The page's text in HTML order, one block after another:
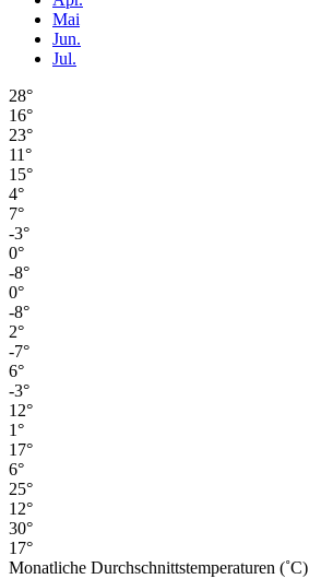
Mai
Jun.
Jul.
28°
16°
23°
11°
15°
4°
7°
-3°
0°
-8°
0°
-8°
2°
-7°
6°
-3°
12°
1°
17°
6°
25°
12°
30°
17°
Monatliche Durchschnittstemperaturen (˚C)